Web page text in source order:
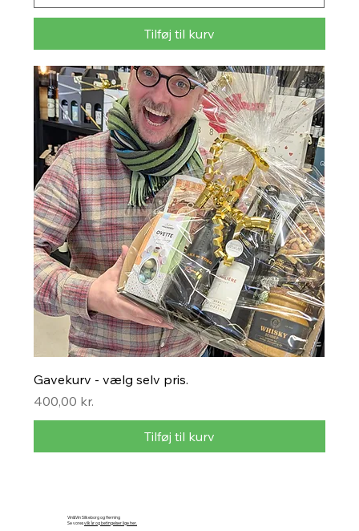
Tilføj til kurv
Gavekurv - vælg selv pris.
Pris
400,00 kr.
Tilføj til kurv
Vin&Vin Silkeborg og Herning
Se voresvilkår og betingelser lige her